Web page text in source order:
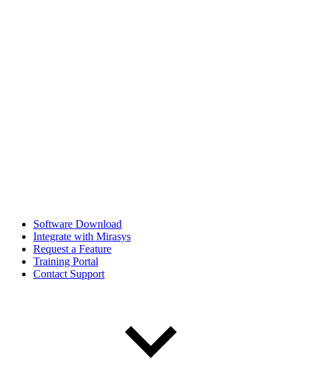
Software Download
Integrate with Mirasys
Request a Feature
Training Portal
Contact Support